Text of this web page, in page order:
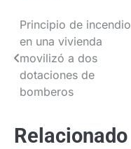
Navegación
de
entradas
Principio de incendio
en una vivienda
movilizó a dos
dotaciones de
bomberos
Relacionado